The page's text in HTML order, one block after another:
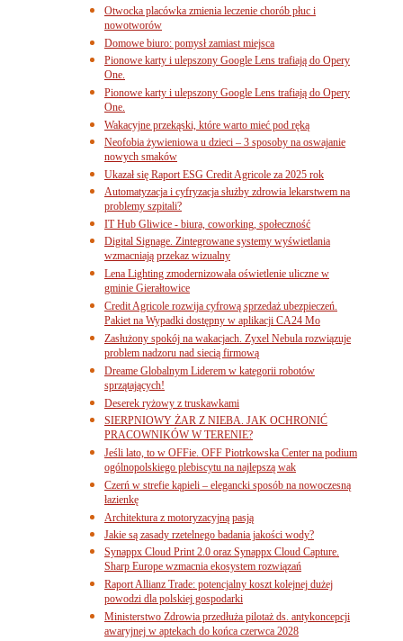
Otwocka placówka zmienia leczenie chorób płuc i
nowotworów
Domowe biuro: pomysł zamiast miejsca
Pionowe karty i ulepszony Google Lens trafiają do Opery
One.
Pionowe karty i ulepszony Google Lens trafiają do Opery
One.
Wakacyjne przekąski, które warto mieć pod ręką
Neofobia żywieniowa u dzieci – 3 sposoby na oswajanie
nowych smaków
Ukazał się Raport ESG Credit Agricole za 2025 rok
Automatyzacja i cyfryzacja służby zdrowia lekarstwem na
problemy szpitali?
IT Hub Gliwice - biura, coworking, społeczność
Digital Signage. Zintegrowane systemy wyświetlania
wzmacniają przekaz wizualny
Lena Lighting zmodernizowała oświetlenie uliczne w
gminie Gierałtowice
Credit Agricole rozwija cyfrową sprzedaż ubezpieczeń.
Pakiet na Wypadki dostępny w aplikacji CA24 Mo
Zasłużony spokój na wakacjach. Zyxel Nebula rozwiązuje
problem nadzoru nad siecią firmową
Dreame Globalnym Liderem w kategorii robotów
sprzątających!
Deserek ryżowy z truskawkami
SIERPNIOWY ŻAR Z NIEBA. JAK OCHRONIĆ
PRACOWNIKÓW W TERENIE?
Jeśli lato, to w OFFie. OFF Piotrkowska Center na podium
ogólnopolskiego plebiscytu na najlepszą wak
Czerń w strefie kąpieli – elegancki sposób na nowoczesną
łazienkę
Architektura z motoryzacyjną pasją
Jakie są zasady rzetelnego badania jakości wody?
Synappx Cloud Print 2.0 oraz Synappx Cloud Capture.
Sharp Europe wzmacnia ekosystem rozwiązań
Raport Allianz Trade: potencjalny koszt kolejnej dużej
powodzi dla polskiej gospodarki
Ministerstwo Zdrowia przedłuża pilotaż ds. antykoncepcji
awaryjnej w aptekach do końca czerwca 2028